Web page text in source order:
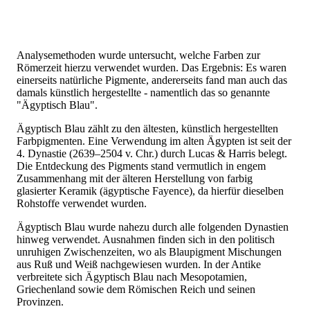
Analysemethoden wurde untersucht, welche Farben zur
Römerzeit hierzu verwendet wurden. Das Ergebnis: Es waren
einerseits natürliche Pigmente, andererseits fand man auch das
damals künstlich hergestellte - namentlich das so genannte
"Ägyptisch Blau".
Ägyptisch Blau zählt zu den ältesten, künstlich hergestellten
Farbpigmenten. Eine Verwendung im alten Ägypten ist seit der
4. Dynastie (2639–2504 v. Chr.) durch Lucas & Harris belegt.
Die Entdeckung des Pigments stand vermutlich in engem
Zusammenhang mit der älteren Herstellung von farbig
glasierter Keramik (ägyptische Fayence), da hierfür dieselben
Rohstoffe verwendet wurden.
Ägyptisch Blau wurde nahezu durch alle folgenden Dynastien
hinweg verwendet. Ausnahmen finden sich in den politisch
unruhigen Zwischenzeiten, wo als Blaupigment Mischungen
aus Ruß und Weiß nachgewiesen wurden. In der Antike
verbreitete sich Ägyptisch Blau nach Mesopotamien,
Griechenland sowie dem Römischen Reich und seinen
Provinzen.